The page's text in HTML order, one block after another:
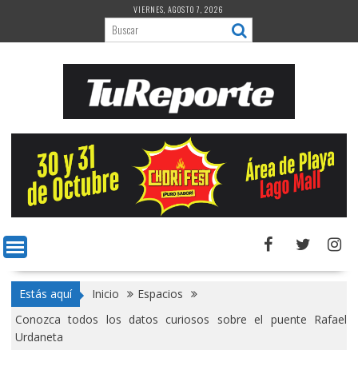
contenido
VIERNES, AGOSTO 7, 2026
Estás aquí Inicio
Espacios
Conozca todos los datos curiosos sobre el puente Rafael
Urdaneta